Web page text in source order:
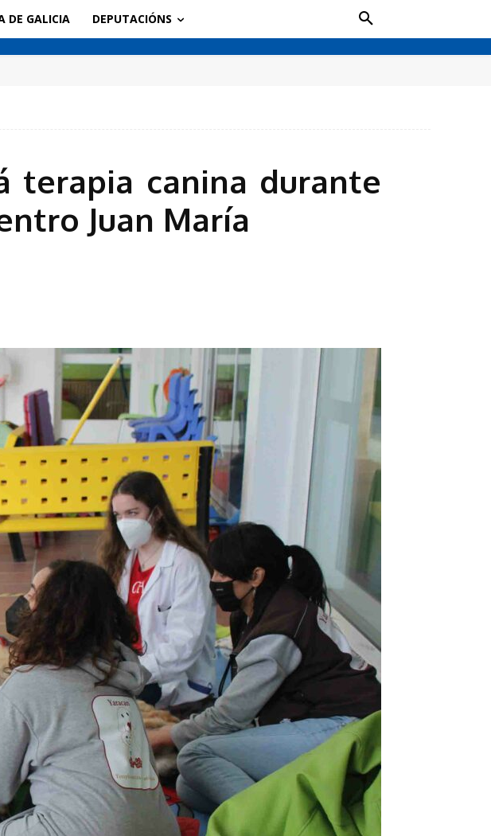
DE GALICIA DEPUTACIÓNS
terapia canina durante
Juan María